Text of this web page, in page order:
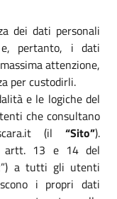
dei dati personali
e, pertanto, i dati
attenzione,
per custodirli.
e le logiche del
che consultano
(il “Sito”).
artt. 13 e 14 del
a tutti gli utenti
i propri dati